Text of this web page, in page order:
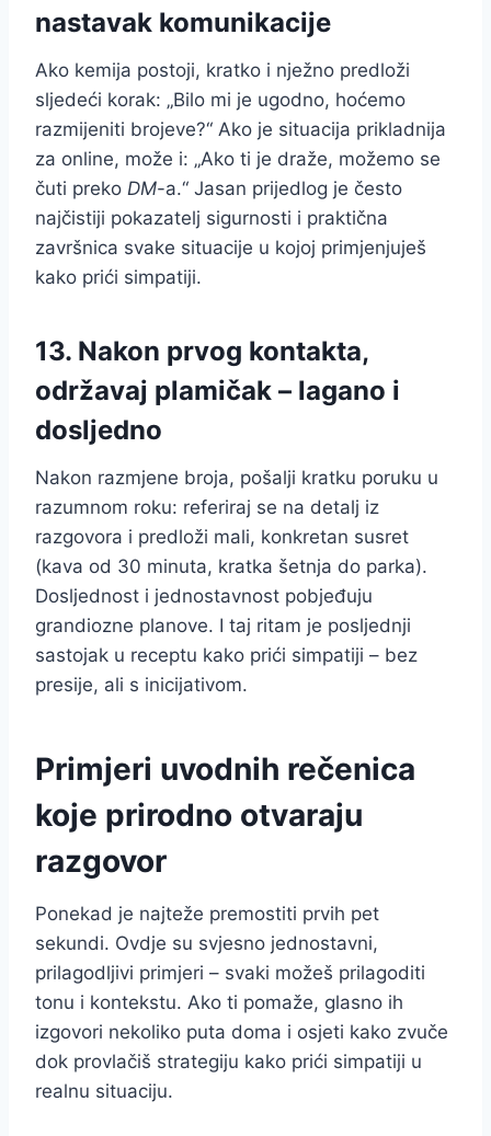
nastavak komunikacije
Ako kemija postoji, kratko i nježno predloži
sljedeći korak: „Bilo mi je ugodno, hoćemo
razmijeniti brojeve?“ Ako je situacija prikladnija
za online, može i: „Ako ti je draže, možemo se
čuti preko DM-a.“ Jasan prijedlog je često
najčistiji pokazatelj sigurnosti i praktična
završnica svake situacije u kojoj primjenjuješ
kako prići simpatiji.
13. Nakon prvog kontakta,
održavaj plamičak – lagano i
dosljedno
Nakon razmjene broja, pošalji kratku poruku u
razumnom roku: referiraj se na detalj iz
razgovora i predloži mali, konkretan susret
(kava od 30 minuta, kratka šetnja do parka).
Dosljednost i jednostavnost pobjeđuju
grandiozne planove. I taj ritam je posljednji
sastojak u receptu kako prići simpatiji – bez
presije, ali s inicijativom.
Primjeri uvodnih rečenica
koje prirodno otvaraju
razgovor
Ponekad je najteže premostiti prvih pet
sekundi. Ovdje su svjesno jednostavni,
prilagodljivi primjeri – svaki možeš prilagoditi
tonu i kontekstu. Ako ti pomaže, glasno ih
izgovori nekoliko puta doma i osjeti kako zvuče
dok provlačiš strategiju kako prići simpatiji u
realnu situaciju.